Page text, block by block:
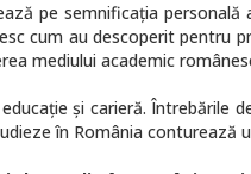
pe semnificația
cum au descoperit pentru
mediului academic
și carieră. Întrebările
în România